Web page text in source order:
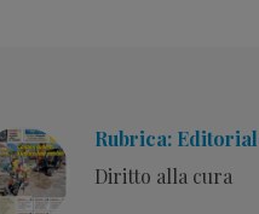
Rubrica:
Diritto alla cura